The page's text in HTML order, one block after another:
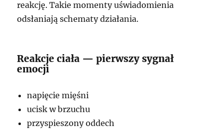
reakcję. Takie momenty uświadomienia
odsłaniają schematy działania.
Reakcje ciała — pierwszy sygnał
emocji
napięcie mięśni
ucisk w brzuchu
przyspieszony oddech